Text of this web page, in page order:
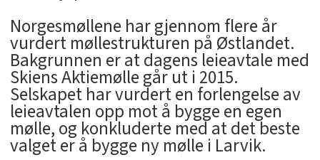
Norgesmøllene har gjennom flere år
vurdert møllestrukturen på Østlandet.
Bakgrunnen er at dagens leieavtale med
Skiens Aktiemølle går ut i 2015.
Selskapet har vurdert en forlengelse av
leieavtalen opp mot å bygge en egen
mølle, og konkluderte med at det beste
valget er å bygge ny mølle i Larvik.